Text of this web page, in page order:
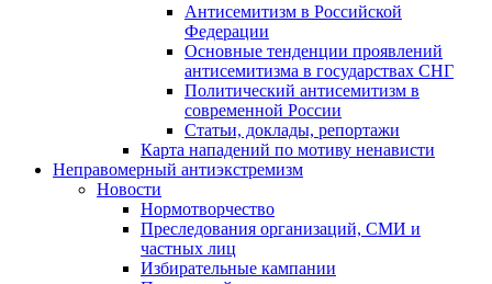
Антисемитизм в Российской
Федерации
Основные тенденции проявлений
антисемитизма в государствах СНГ
Политический антисемитизм в
современной России
Статьи, доклады, репортажи
Карта нападений по мотиву ненависти
Неправомерный антиэкстремизм
Новости
Нормотворчество
Преследования организаций, СМИ и
частных лиц
Избирательные кампании